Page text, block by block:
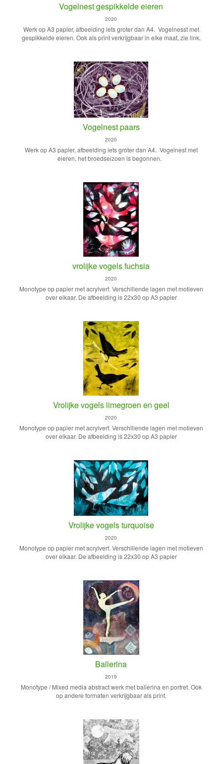
Vogelnest gespikkelde eieren
2020
Werk op A3 papier, afbeelding iets groter dan A4. Vogelnesst met
gespikkelde eieren. Ook als print verkrijgbaar in elke maat, zie link.
Vogelnest paars
2020
Werk op A3 papier, afbeelding iets groter dan A4. Vogelnest met
eieren, het broedseizoen is begonnen.
vrolijke vogels fuchsia
2020
Monotype op papier met acrylverf. Verschillende lagen met motieven
over elkaar. De afbeelding is 22x30 op A3 papier
Vrolijke vogels limegroen en geel
2020
Monotype op papier met acrylverf. Verschillende lagen met motieven
over elkaar. De afbeelding is 22x30 op A3 papier
Vrolijke vogels turquoise
2020
Monotype op papier met acrylverf. Verschillende lagen met motieven
over elkaar. De afbeelding is 22x30 op A3 papier
Ballerina
2019
Monotype / Mixed media abstract werk met ballerina en portret. Ook
op andere formaten verkrijgbaar als print.